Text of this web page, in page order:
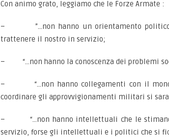
Con animo grato, leggiamo che le Forze Armate :
– ”…non hanno un orientamento politico…”,
trattenere il nostro in servizio;
– “…non hanno la conoscenza dei problemi
– “…non hanno collegamenti con il mondo
coordinare gli approvvigionamenti militari si
– “…non hanno intellettuali che le stimano
servizio, forse gli intellettuali e i politici che si